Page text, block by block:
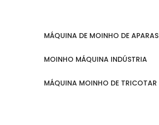
MÁQUINA DE MOINHO DE APARAS
MOINHO MÁQUINA INDÚSTRIA
MÁQUINA MOINHO DE TRICOTAR